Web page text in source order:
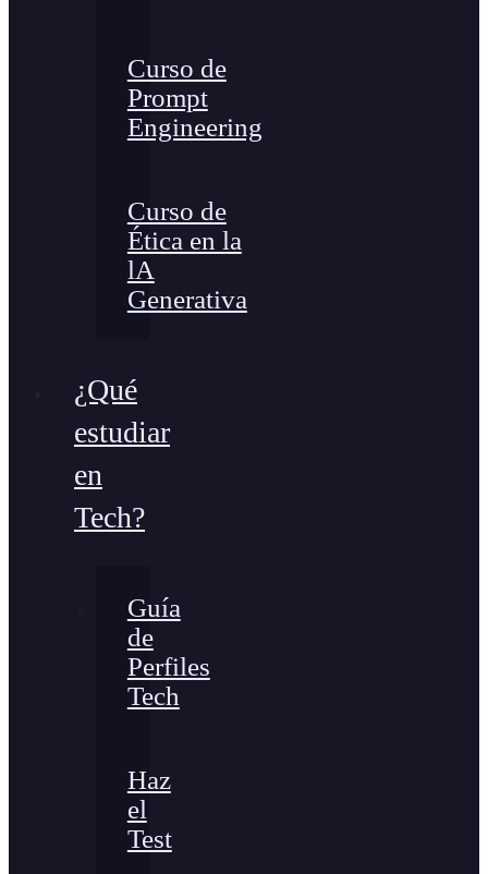
Curso de
Prompt
Engineering
Curso de
Ética en la
lA
Generativa
¿Qué
estudiar
en
Tech?
Guía
de
Perfiles
Tech
Haz
el
Test